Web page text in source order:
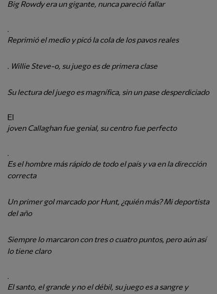
Big Rowdy era un gigante, nunca pareció fallar
.
Reprimió el medio y picó la cola de los pavos reales
. Willie Steve-o, su juego es de primera clase
Su lectura del juego es magnífica, sin un pase desperdiciado
El
joven Callaghan fue genial, su centro fue perfecto
.
Es el hombre más rápido de todo el país y va en la dirección
correcta
Un primer gol marcado por Hunt, ¿quién más? Mi deportista
del año
Siempre lo marcaron con tres o cuatro puntos, pero aún así
lo tiene claro
.
El santo, el grande y no el débil, su juego es a sangre y